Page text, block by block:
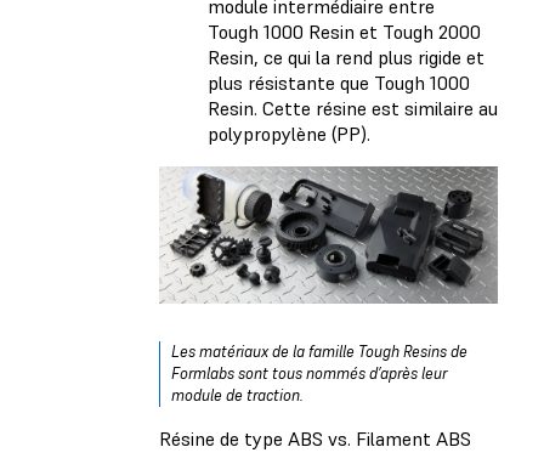
module intermédiaire entre
Tough 1000 Resin et Tough 2000
Resin, ce qui la rend plus rigide et
plus résistante que Tough 1000
Resin. Cette résine est similaire au
polypropylène (PP).
Les matériaux de la famille Tough Resins de
Formlabs sont tous nommés d’après leur
module de traction.
Résine de type ABS vs. Filament ABS